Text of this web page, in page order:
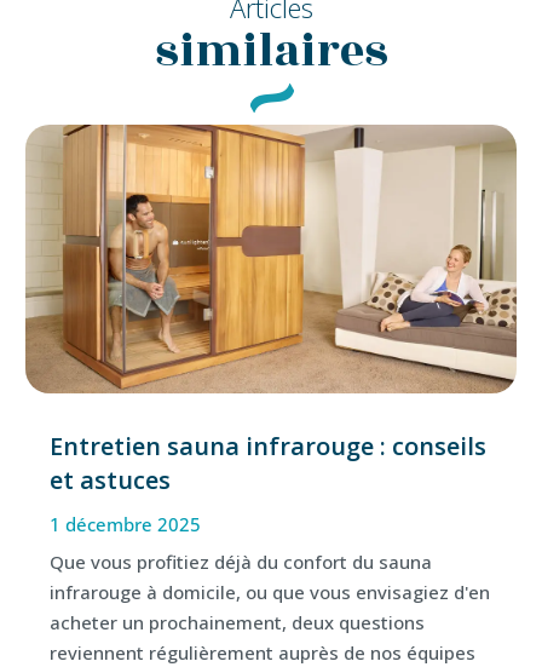
similaires
Entretien sauna infrarouge : conseils
et astuces
1 décembre 2025
Que vous profitiez déjà du confort du sauna
infrarouge à domicile, ou que vous envisagiez d'en
acheter un prochainement, deux questions
reviennent régulièrement auprès de nos équipes